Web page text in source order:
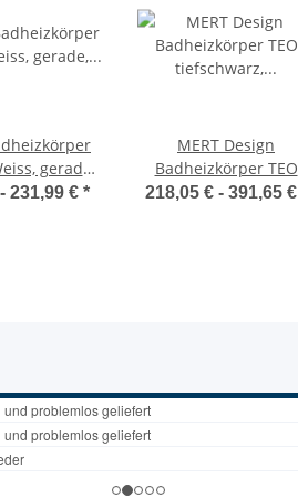
gerade,
Größen, 3
231,99 € *
MERT Design
Badheizkörper TEO
tiefschwarz,
218,05 € - 391,65 €